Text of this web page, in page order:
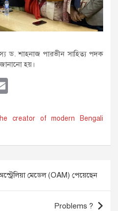
ড. শাহনাজ পারভীন সাহিত্য পদক
হয়।
ail
creator of modern Bengali
মেডেল (OAM) পেয়েছেন
Problems ?